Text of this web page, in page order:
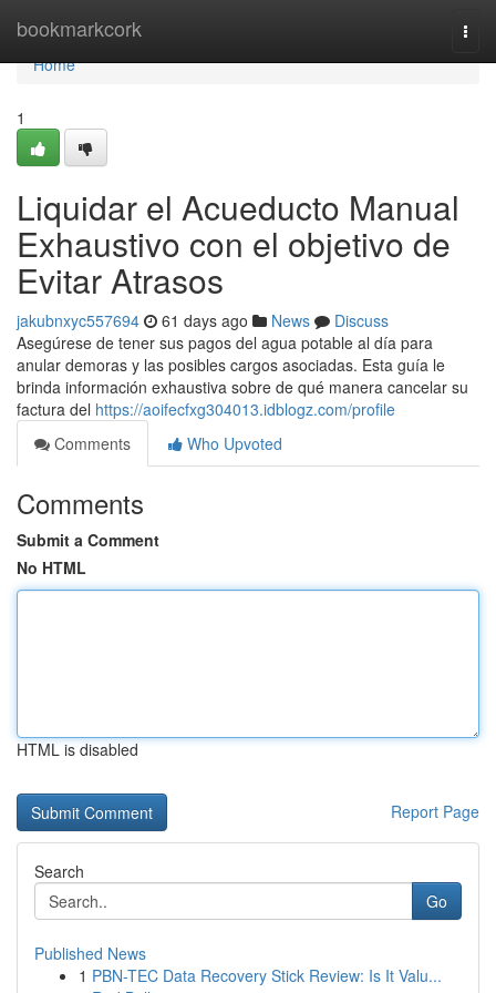
bookmarkcork
Home
Home
1
Liquidar el Acueducto Manual
Exhaustivo con el objetivo de
Evitar Atrasos
jakubnxyc557694 61 days ago News
Discuss
Asegúrese de tener sus pagos del agua potable al día para
anular demoras y las posibles cargos asociadas. Esta guía le
brinda información exhaustiva sobre de qué manera cancelar su
factura del https://aoifecfxg304013.idblogz.com/profile
Comments
Who Upvoted
Comments
Submit a Comment
No HTML
HTML is disabled
Report Page
Search
Go
Published News
1 PBN-TEC Data Recovery Stick Review: Is It Valu...